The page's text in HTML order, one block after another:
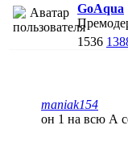
GoAqua
1536
maniak154
он 1 на всю А